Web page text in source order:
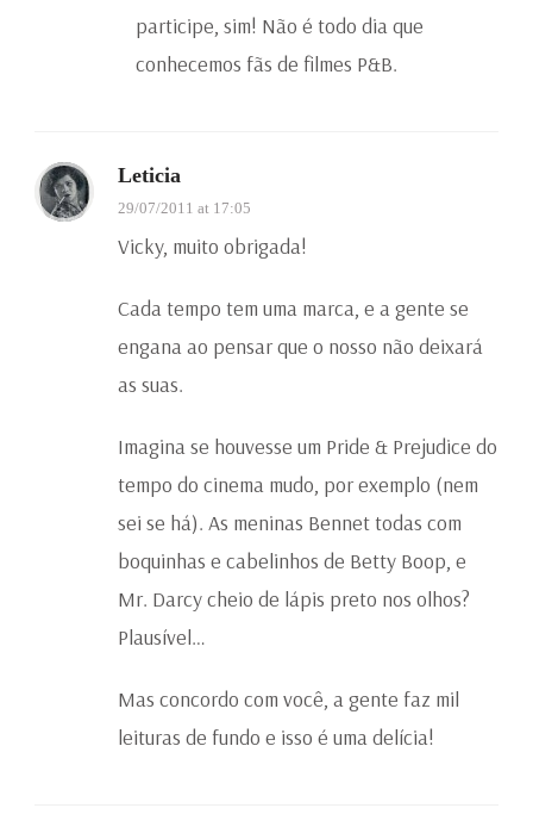
participe, sim! Não é todo dia que
conhecemos fãs de filmes P&B.
Leticia
29/07/2011 at 17:05
Vicky, muito obrigada!
Cada tempo tem uma marca, e a gente se
engana ao pensar que o nosso não deixará
as suas.
Imagina se houvesse um Pride & Prejudice do
tempo do cinema mudo, por exemplo (nem
sei se há). As meninas Bennet todas com
boquinhas e cabelinhos de Betty Boop, e
Mr. Darcy cheio de lápis preto nos olhos?
Plausível…
Mas concordo com você, a gente faz mil
leituras de fundo e isso é uma delícia!